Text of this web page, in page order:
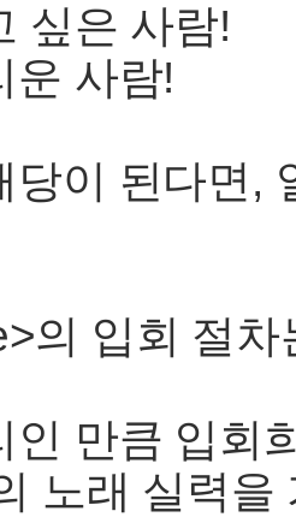
싶은 사람!
운 사람!
당이 된다면,
의 입회 절차
인 만큼 입회
노래 실력